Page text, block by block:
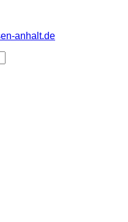
anhalt.de